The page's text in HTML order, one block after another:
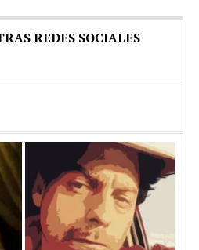
REDES SOCIALES